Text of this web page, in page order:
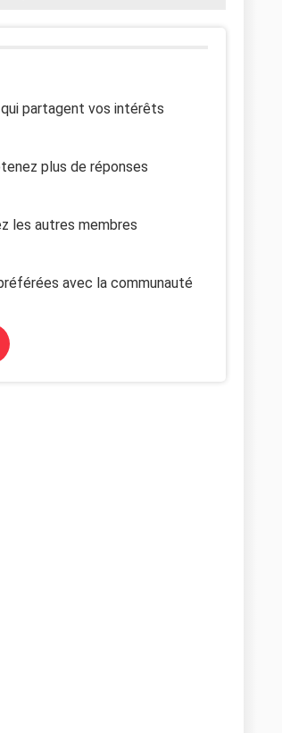
partagent vos intérêts
plus de réponses
les autres membres
avec la communauté